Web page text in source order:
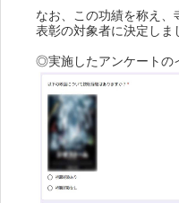
なお、この功績を称え
表彰の対象者に決定しま
◎実施したアンケートの